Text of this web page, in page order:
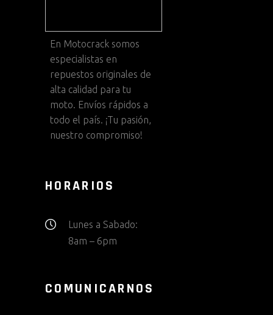
En Motocrack somos
especialistas en
repuestos originales de
alta calidad para tu
moto. Envíos rápidos a
todo el país. ¡Tu pasión,
nuestro compromiso!
HORARIOS
Lunes a Sabado:
8am – 6pm
COMUNICARNOS